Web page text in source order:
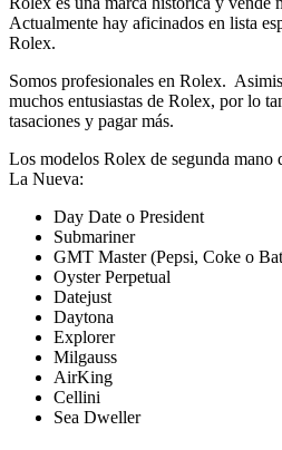
Actualmente hay aficinados en lista
Rolex.
Somos profesionales en Rolex.
muchos entusiastas de Rolex, por lo
tasaciones y pagar más.
Los modelos Rolex de segunda mano
La Nueva:
Day Date o President
Submariner
GMT Master (Pepsi, Coke o
Oyster Perpetual
Datejust
Daytona
Explorer
Milgauss
AirKing
Cellini
Sea Dweller